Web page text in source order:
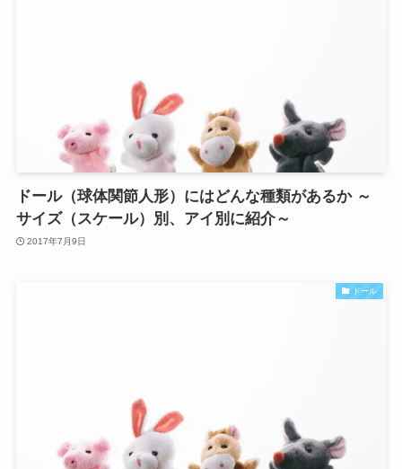
ドール（球体関節人形）にはどんな種類があるか ～
サイズ（スケール）別、アイ別に紹介～
2017年7月9日
ドール